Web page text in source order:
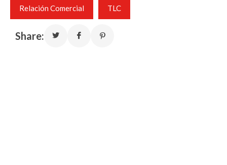
Relación Comercial TLC
Share: